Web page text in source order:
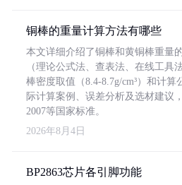
铜棒的重量计算方法有哪些
本文详细介绍了铜棒和黄铜棒重量
（理论公式法、查表法、在线工具
棒密度取值（8.4-8.7g/cm³）和计
际计算案例、误差分析及选材建议
2007等国家标准。
2026年8月4日
BP2863芯片各引脚功能